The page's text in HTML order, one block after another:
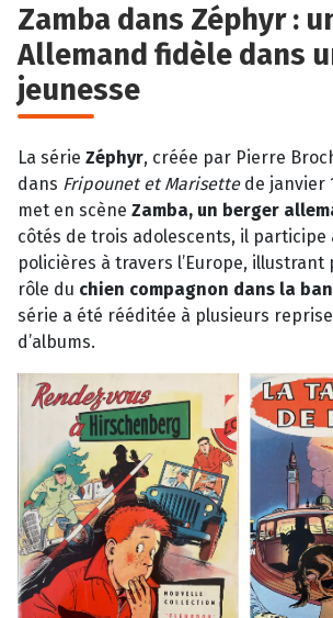
Zamba dans Zéphyr :
Allemand fidèle dans
jeunesse
La série Zéphyr, créée par Pierre
dans Fripounet et Marisette de janvier
met en scène Zamba, un berger
côtés de trois adolescents, il participe
policières à travers l’Europe,
rôle du chien compagnon dans la
série a été rééditée à plusieurs
d’albums.